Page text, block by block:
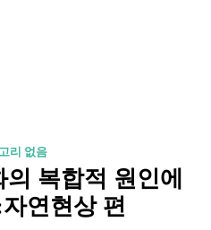
리 없음
복합적 원인에
연현상 편